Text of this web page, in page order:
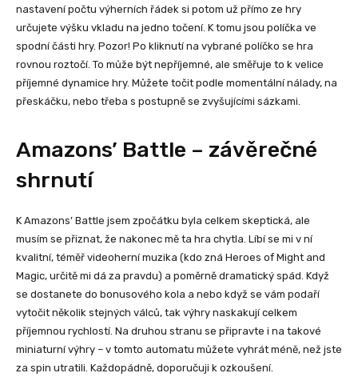
nastavení počtu výherních řádek si potom už přímo ze hry
určujete výšku vkladu na jedno točení. K tomu jsou políčka ve
spodní části hry. Pozor! Po kliknutí na vybrané políčko se hra
rovnou roztočí. To může být nepříjemné, ale směřuje to k velice
příjemné dynamice hry. Můžete točit podle momentální nálady, na
přeskáčku, nebo třeba s postupně se zvyšujícími sázkami.
Amazons’ Battle – závěrečné
shrnutí
K Amazons’ Battle jsem zpočátku byla celkem skeptická, ale
musím se přiznat, že nakonec mě ta hra chytla. Líbí se mi v ní
kvalitní, téměř videoherní muzika (kdo zná Heroes of Might and
Magic, určitě mi dá za pravdu) a poměrně dramatický spád. Když
se dostanete do bonusového kola a nebo když se vám podaří
vytočit několik stejných válců, tak výhry naskakují celkem
příjemnou rychlostí. Na druhou stranu se připravte i na takové
miniaturní výhry – v tomto automatu můžete vyhrát méně, než jste
za spin utratili. Každopádně, doporučuji k ozkoušení.